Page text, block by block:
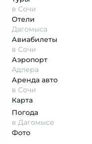
в Сочи
Отели
Дагомыса
Авиабилеты
в Сочи
Аэропорт
Адлера
Аренда авто
в Сочи
Карта
Погода
в Дагомысе
Фото